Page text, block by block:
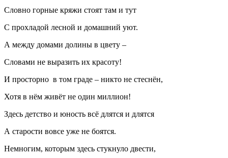
Словно горные кряжи стоят там и тут
С прохладой лесной и домашний уют.
А между домами долины в цвету –
Словами не выразить их красоту!
И просторно в том граде – никто не стеснён,
Хотя в нём живёт не один миллион!
Здесь детство и юность всё длятся и длятся
А старости вовсе уже не боятся.
Немногим, которым здесь стукнуло двести,